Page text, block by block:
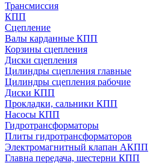
Трансмиссия
КПП
Сцепление
Валы карданные КПП
Корзины сцепления
Диски сцепления
Цилиндры сцепления главные
Цилиндры сцепления рабочие
Диски КПП
Прокладки, сальники КПП
Насосы КПП
Гидротрансформаторы
Плиты гидротрансформаторов
Электромагнитный клапан АКПП
Главна передача, шестерни КПП